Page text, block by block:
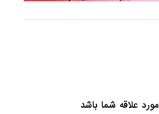
علاقه شما باشد